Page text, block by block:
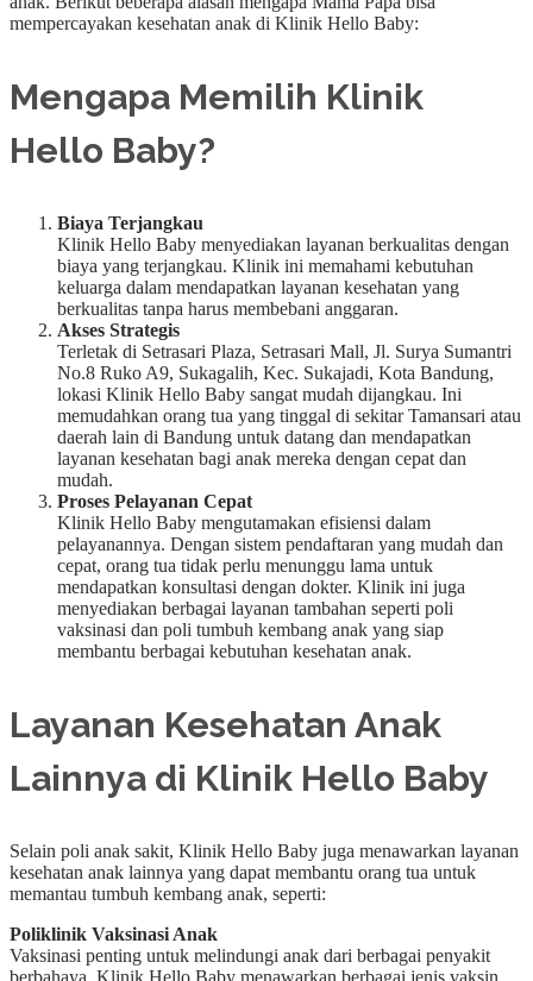
mempercayakan kesehatan anak di Klinik Hello Baby:
Mengapa Memilih Klinik
Hello Baby?
Biaya Terjangkau
Klinik Hello Baby menyediakan layanan berkualitas dengan
biaya yang terjangkau. Klinik ini memahami kebutuhan
keluarga dalam mendapatkan layanan kesehatan yang
berkualitas tanpa harus membebani anggaran.
Akses Strategis
Terletak di Setrasari Plaza, Setrasari Mall, Jl. Surya Sumantri
No.8 Ruko A9, Sukagalih, Kec. Sukajadi, Kota Bandung,
lokasi Klinik Hello Baby sangat mudah dijangkau. Ini
memudahkan orang tua yang tinggal di sekitar Tamansari atau
daerah lain di Bandung untuk datang dan mendapatkan
layanan kesehatan bagi anak mereka dengan cepat dan
mudah.
Proses Pelayanan Cepat
Klinik Hello Baby mengutamakan efisiensi dalam
pelayanannya. Dengan sistem pendaftaran yang mudah dan
cepat, orang tua tidak perlu menunggu lama untuk
mendapatkan konsultasi dengan dokter. Klinik ini juga
menyediakan berbagai layanan tambahan seperti poli
vaksinasi dan poli tumbuh kembang anak yang siap
membantu berbagai kebutuhan kesehatan anak.
Layanan Kesehatan Anak
Lainnya di Klinik Hello Baby
Selain poli anak sakit, Klinik Hello Baby juga menawarkan layanan
kesehatan anak lainnya yang dapat membantu orang tua untuk
memantau tumbuh kembang anak, seperti:
Poliklinik Vaksinasi Anak
Vaksinasi penting untuk melindungi anak dari berbagai penyakit
berbahaya. Klinik Hello Baby menawarkan berbagai jenis vaksin